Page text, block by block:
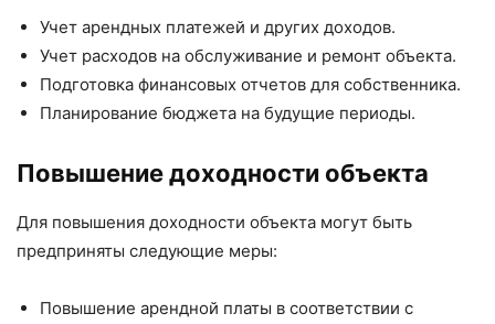
Учет арендных платежей и других доходов.
Учет расходов на обслуживание и ремонт объекта.
Подготовка финансовых отчетов для собственника.
Планирование бюджета на будущие периоды.
Повышение доходности объекта
Для повышения доходности объекта могут быть
предприняты следующие меры:
Повышение арендной платы в соответствии с